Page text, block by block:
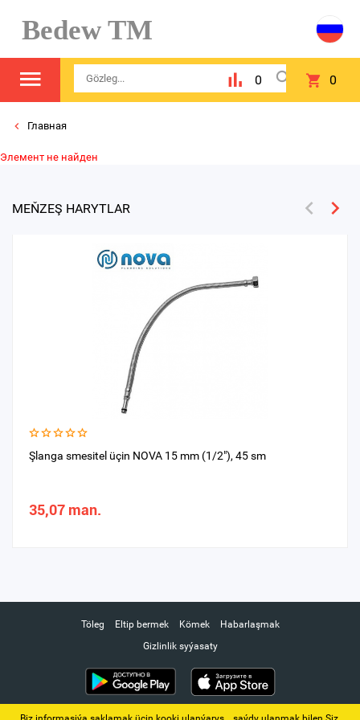
Bedew TM
0 0
Главная
Элемент не найден
MEŇZEŞ HARYTLAR
Şlanga smesitel üçin NOVA 15 mm (1/2"), 45 sm
35,07 man.
Töleg Eltip bermek Kömek
Habarlaşmak
Gizlinlik syýasaty